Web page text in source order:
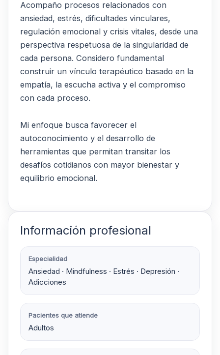
Acompaño procesos relacionados con
ansiedad, estrés, dificultades vinculares,
regulación emocional y crisis vitales, desde una
perspectiva respetuosa de la singularidad de
cada persona. Considero fundamental
construir un vínculo terapéutico basado en la
empatía, la escucha activa y el compromiso
con cada proceso.
Mi enfoque busca favorecer el
autoconocimiento y el desarrollo de
herramientas que permitan transitar los
desafíos cotidianos con mayor bienestar y
equilibrio emocional.
Información profesional
Especialidad
Ansiedad · Mindfulness · Estrés · Depresión ·
Adicciones
Pacientes que atiende
Adultos